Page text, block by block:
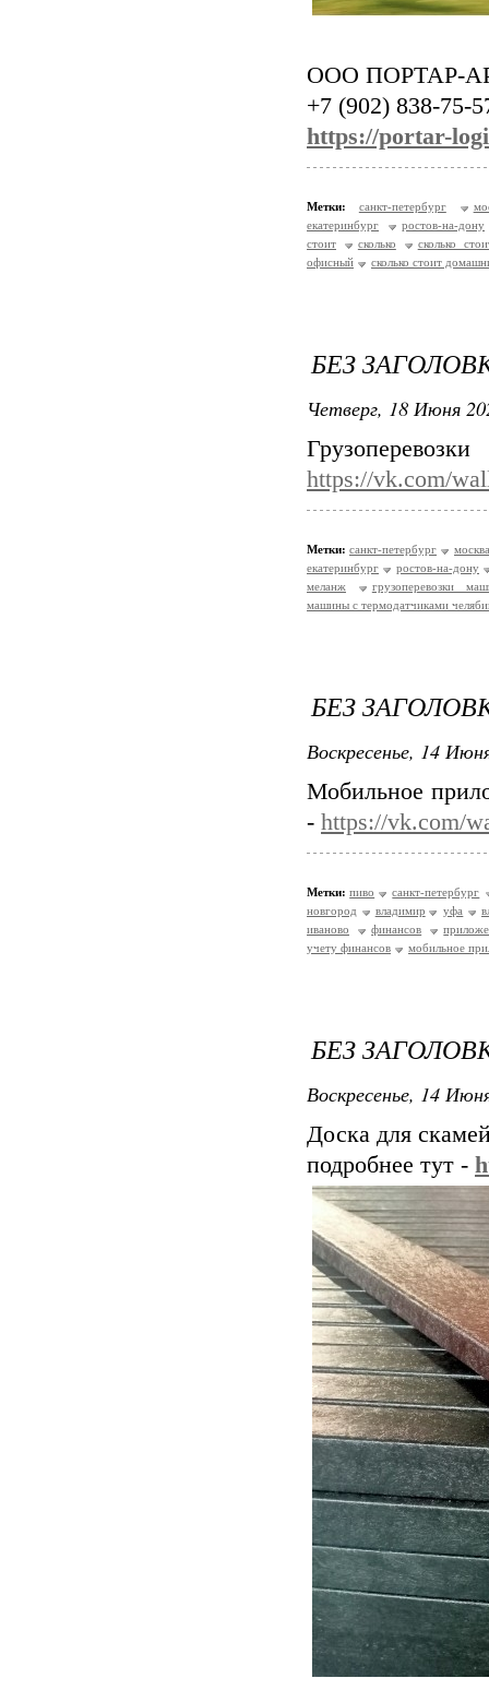
ООО ПОРТАР-
+7 (902) 838-75-
https://portar-
Метки: санкт-петербург
екатеринбург
ростов-на-дону
стоит
сколько
сколько
офисный
сколько стоит
БЕЗ
Четверг, 18 Июня
https://vk.com/
Метки: санкт-петербург
москва
екатеринбург
ростов-на-дону
меланж
грузоперевозки
машины с термодатчиками
БЕЗ
Воскресенье, 14
Мобильное
- https://vk.com/
Метки: пиво
санкт-петербург
новгород
владимир уфа
иваново
финансов
учету финансов
мобильное
БЕЗ
Воскресенье, 14
Доска для
подробнее тут -